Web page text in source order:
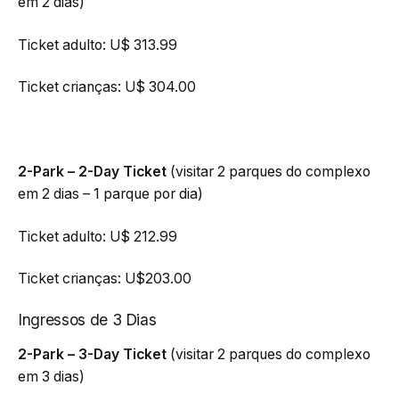
Ticket adulto: U$ 313.99
Ticket crianças: U$ 304.00
2-Park – 2-Day Ticket (visitar 2 parques do complexo
em 2 dias – 1 parque por dia)
Ticket adulto: U$ 212.99
Ticket crianças: U$203.00
Ingressos de 3 Dias
2-Park – 3-Day Ticket (visitar 2 parques do complexo
em 3 dias)